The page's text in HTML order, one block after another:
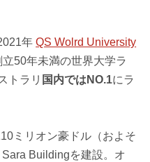
年QS Wolrd University
立50年未満の世界大学ラ
トラリ 国内ではNO.1にラ
ミリオン豪ドル（およそ
Buildingを建設。オ